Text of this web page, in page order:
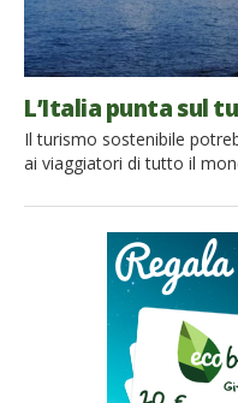
L’Italia punta sul
Il turismo sostenibile
ai viaggiatori di tutto il
chilometri di percorsi
essere recuperati, per
delle nostre regioni.
condurre i cicloturisti […]